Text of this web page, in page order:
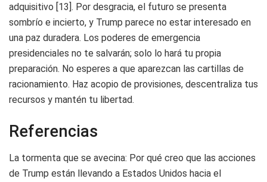
adquisitivo [13]. Por desgracia, el futuro se presenta
sombrío e incierto, y Trump parece no estar interesado en
una paz duradera. Los poderes de emergencia
presidenciales no te salvarán; solo lo hará tu propia
preparación. No esperes a que aparezcan las cartillas de
racionamiento. Haz acopio de provisiones, descentraliza tus
recursos y mantén tu libertad.
Referencias
La tormenta que se avecina: Por qué creo que las acciones
de Trump están llevando a Estados Unidos hacia el